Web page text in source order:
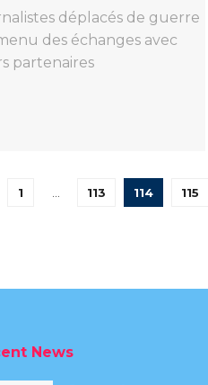
1 113 114 115
News